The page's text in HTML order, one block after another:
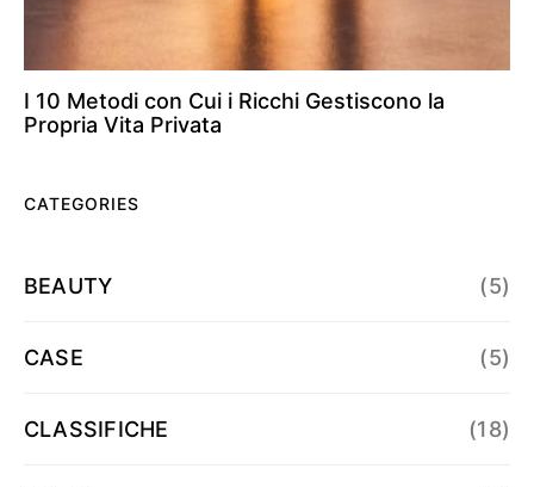
I 10 Metodi con Cui i Ricchi Gestiscono la
Propria Vita Privata
CATEGORIES
BEAUTY (5)
CASE (5)
CLASSIFICHE (18)